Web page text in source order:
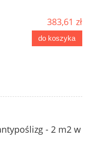
383,61 zł
do koszyka
- 2 m2 w